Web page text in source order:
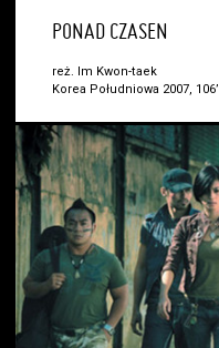
PONAD CZASEN
reż. Im Kwon-taek
Korea Południowa 2007, 106’